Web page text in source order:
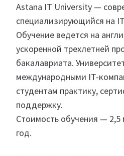
Astana IT University —
специализирующийся на
Обучение ведется на
ускоренной трехлетней
бакалавриата.
международными IT-
студентам практику,
поддержку.
Стоимость обучения — 2,5
год.